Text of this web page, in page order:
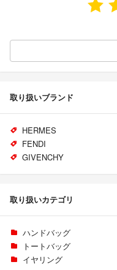
取り扱いブランド
HERMES
FENDI
GIVENCHY
取り扱いカテゴリ
ハンドバッグ
トートバッグ
イヤリング